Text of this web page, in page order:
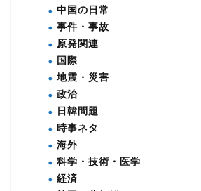
中国の日常
事件・事故
原発関連
国際
地震・災害
政治
日韓問題
時事ネタ
海外
科学・技術・医学
経済